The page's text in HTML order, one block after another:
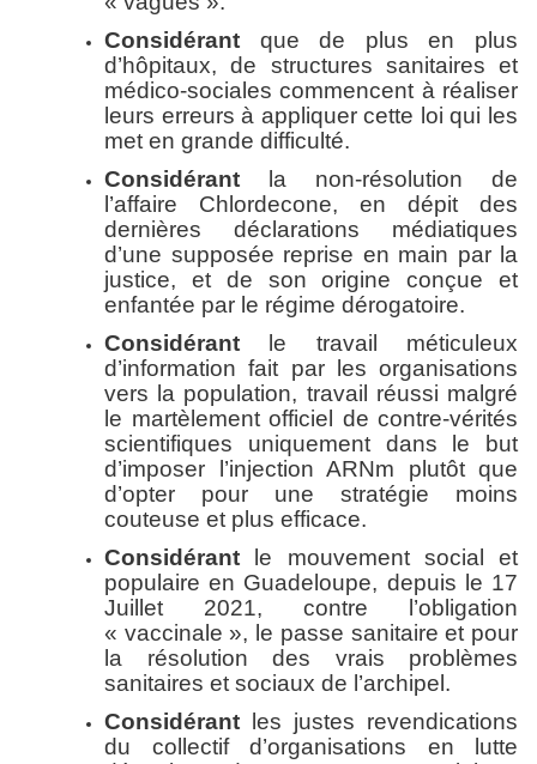
Considérant que de plus en plus
d’hôpitaux, de structures sanitaires et
médico-sociales commencent à réaliser
leurs erreurs à appliquer cette loi qui les
met en grande difficulté.
Considérant la non-résolution de
l’affaire Chlordecone, en dépit des
dernières déclarations médiatiques
d’une supposée reprise en main par la
justice, et de son origine conçue et
enfantée par le régime dérogatoire.
Considérant le travail méticuleux
d’information fait par les organisations
vers la population, travail réussi malgré
le martèlement officiel de contre-vérités
scientifiques uniquement dans le but
d’imposer l’injection ARNm plutôt que
d’opter pour une stratégie moins
couteuse et plus efficace.
Considérant le mouvement social et
populaire en Guadeloupe, depuis le 17
Juillet 2021, contre l’obligation
« vaccinale », le passe sanitaire et pour
la résolution des vrais problèmes
sanitaires et sociaux de l’archipel.
Considérant les justes revendications
du collectif d’organisations en lutte